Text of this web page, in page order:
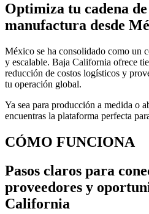
Optimiza tu cadena
manufactura desde
México se ha consolidado como un
y escalable. Baja California ofrece
reducción de costos logísticos y
tu operación global.
Ya sea para producción a medida o
encuentras la plataforma perfecta
CÓMO FUNCIONA
Pasos claros para
proveedores y
California